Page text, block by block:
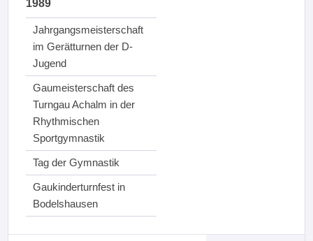
1989
Jahrgangsmeisterschaft
im Gerätturnen der D-
Jugend
Gaumeisterschaft des
Turngau Achalm in der
Rhythmischen
Sportgymnastik
Tag der Gymnastik
Gaukinderturnfest in
Bodelshausen